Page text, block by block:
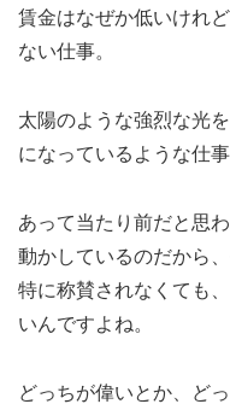
賃金はなぜか低いけれ
ない仕事。
太陽のような強烈な光
になっているような仕事
あって当たり前だと思
動かしているのだから
特に称賛されなくても
いんですよね。
どっちが偉いとか、ど